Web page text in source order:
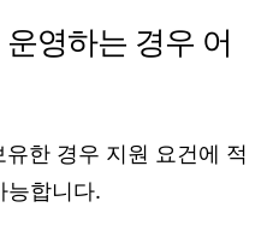
영하는 경우 어
한 경우 지원 요건에 적
능합니다.